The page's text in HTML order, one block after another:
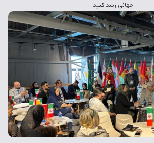
جهانی رشد کنید